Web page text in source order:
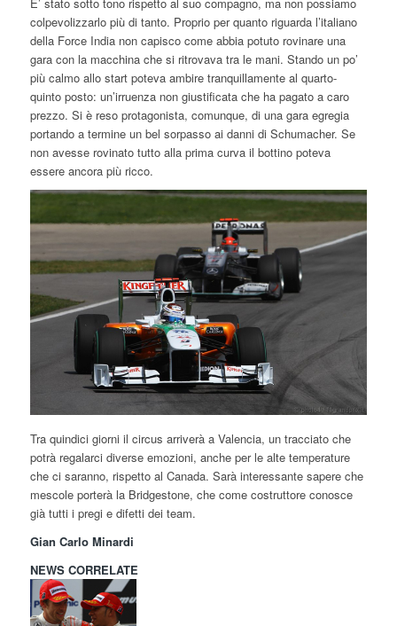
colpevolizzarlo più di tanto. Proprio per quanto riguarda l’italiano
della Force India non capisco come abbia potuto rovinare una
gara con la macchina che si ritrovava tra le mani. Stando un po’
più calmo allo start poteva ambire tranquillamente al quarto-
quinto posto: un’irruenza non giustificata che ha pagato a caro
prezzo. Si è reso protagonista, comunque, di una gara egregia
portando a termine un bel sorpasso ai danni di Schumacher. Se
non avesse rovinato tutto alla prima curva il bottino poteva
essere ancora più ricco.
Tra quindici giorni il circus arriverà a Valencia, un tracciato che
potrà regalarci diverse emozioni, anche per le alte temperature
che ci saranno, rispetto al Canada. Sarà interessante sapere che
mescole porterà la Bridgestone, che come costruttore conosce
già tutti i pregi e difetti dei team.
Gian Carlo Minardi
NEWS CORRELATE